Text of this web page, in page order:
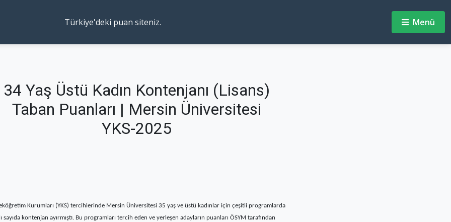
Türkiye'deki puan siteniz. Menü
34 Yaş Üstü Kadın Kontenjanı (Lisans)
Taban Puanları | Mersin Üniversitesi
YKS-2025
Kurumları (YKS) tercihlerinde Mersin Üniversitesi 35 yaş ve üstü kadınlar için çeşitli programlarda
sayıda kontenjan ayırmıştı. Bu programları tercih eden ve yerleşen adayların puanları ÖSYM tarafından